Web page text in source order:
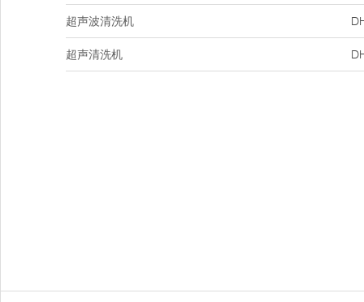
超声波清洗机
超声清洗机